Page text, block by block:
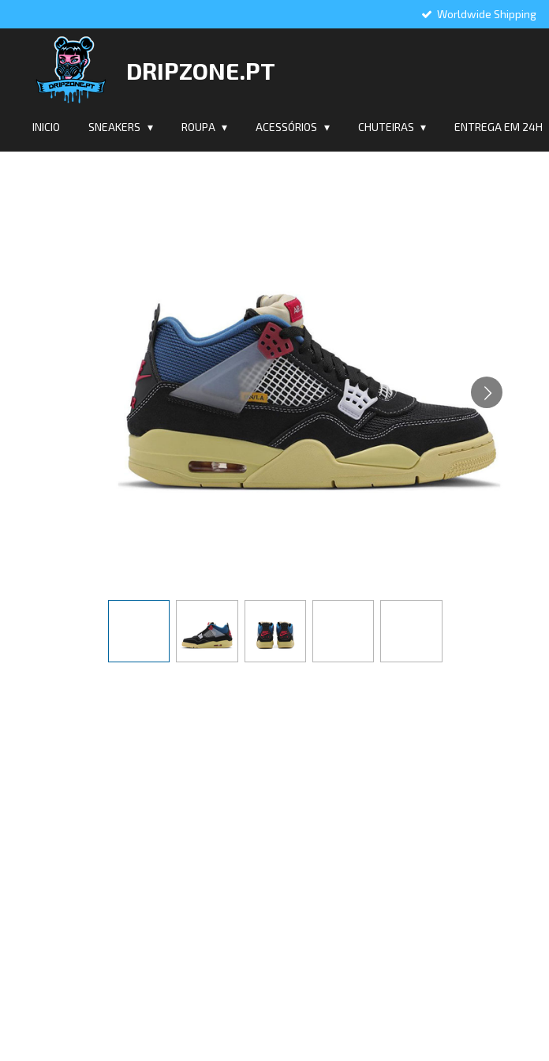
conteúdo
principal
Worldwide Shipping
DRIPZONE.PT
INICIO SNEAKERS ROUPA ACESSÓRIOS CHUTEIRAS ENTREGA EM 24H